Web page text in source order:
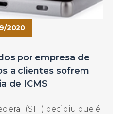
2020
por empresa de
a clientes sofrem
de ICMS
(STF) decidiu que é